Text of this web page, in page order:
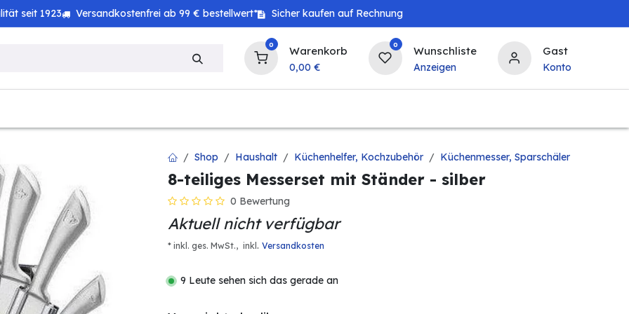
seit 1923 Versandkostenfrei ab 99 € bestellwert* Sicher kaufen auf Rechnung
0 Warenkorb
0,00 €
0 Wunschliste
Anzeigen
Gast
Konto
Shop Haushalt Küchenhelfer, Kochzubehör Küchenmesser, Sparschäler
8-teiliges Messerset mit Ständer - silber
0 Bewertung
Aktuell nicht verfügbar
* inkl. ges. MwSt., inkl . Versandkosten
9 Leute sehen sich das gerade an